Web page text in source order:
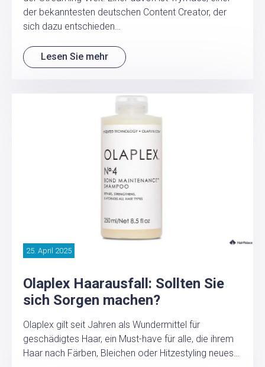
der bekanntesten deutschen Content Creator, der
sich dazu entschieden…
Lesen Sie mehr
25. April 2025
Olaplex Haarausfall: Sollten Sie
sich Sorgen machen?
Olaplex gilt seit Jahren als Wundermittel für
geschädigtes Haar, ein Must-have für alle, die ihrem
Haar nach Färben, Bleichen oder Hitzestyling neues…